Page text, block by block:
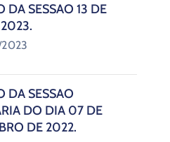
DA SESSÃO 13 DE
DA SESSÃO
DO DIA 07 DE
DE 2022.